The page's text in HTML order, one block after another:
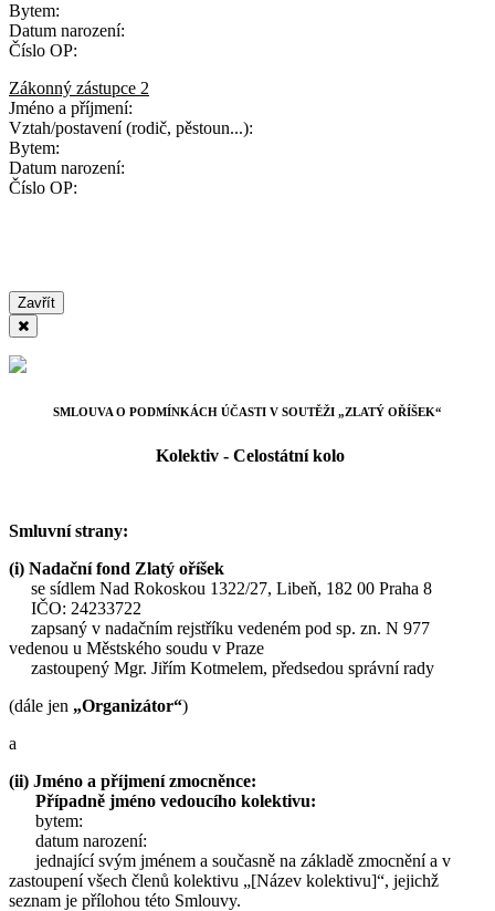
Bytem:
Datum narození:
Číslo OP:
Zákonný zástupce 2
Jméno a příjmení:
Vztah/postavení (rodič, pěstoun...):
Bytem:
Datum narození:
Číslo OP:
Zavřít
SMLOUVA O PODMÍNKÁCH ÚČASTI V SOUTĚŽI „ZLATÝ OŘÍŠEK“
Kolektiv - Celostátní kolo
Smluvní strany:
(i) Nadační fond Zlatý oříšek
se sídlem Nad Rokoskou 1322/27, Libeň, 182 00 Praha 8
IČO: 24233722
zapsaný v nadačním rejstříku vedeném pod sp. zn. N 977
vedenou u Městského soudu v Praze
zastoupený Mgr. Jiřím Kotmelem, předsedou správní rady
(dále jen „Organizátor“)
a
(ii) Jméno a příjmení zmocněnce:
Případně jméno vedoucího kolektivu:
bytem:
datum narození:
jednající svým jménem a současně na základě zmocnění a v
zastoupení všech členů kolektivu „[Název kolektivu]“, jejichž
seznam je přílohou této Smlouvy.